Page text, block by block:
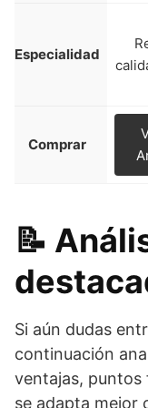
Especialidad
Comprar
📝
Si aún dudas
continuación
ventajas, puntos
se adapta mejor